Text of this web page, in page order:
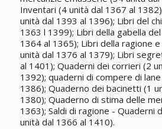
Inventari (4 unità dal 1367 al
unità dal 1393 al 1396); Libri del
1363 l 1399); Libri della gabella
1364 al 1365); Libri della ragione
unità dal 1376 al 1379); Libri
al 1401); Quaderni dei corrieri (2
1392); quaderni di compere di
1386); Quaderno dei bacinetti (1
1380); Quaderno di stima delle
1363); Saldi di ragione - Quaderni
unità dal 1366 al 1410).